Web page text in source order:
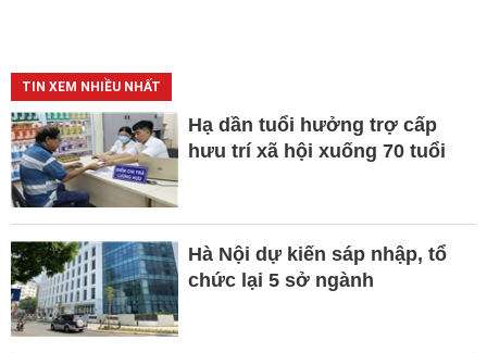
TIN XEM NHIỀU NHẤT
Hạ dần tuổi hưởng trợ cấp
hưu trí xã hội xuống 70 tuổi
Hà Nội dự kiến sáp nhập, tổ
chức lại 5 sở ngành